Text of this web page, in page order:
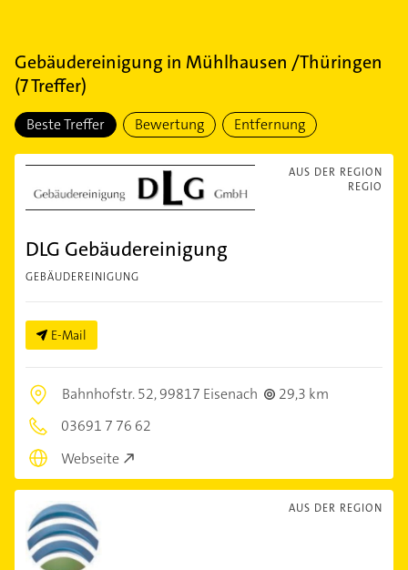
Gebäudereinigung in Mühlhausen /Thüringen
(7Treffer)
Beste Treffer Bewertung Entfernung
AUS DER REGION
REGIO
DLG Gebäudereinigung
GEBÄUDEREINIGUNG
E-Mail
Bahnhofstr. 52,99817 Eisenach
29,3 km
03691 7 76 62
Webseite
AUS DER REGION